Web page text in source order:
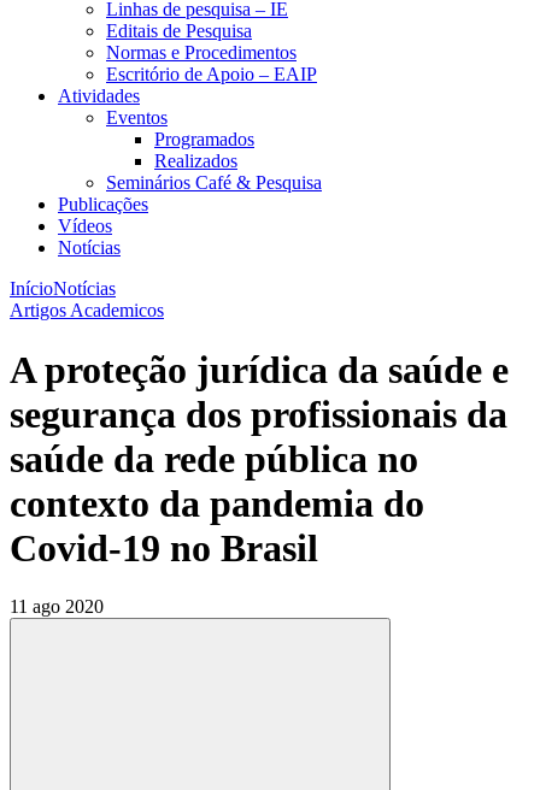
Linhas de pesquisa – IE
Editais de Pesquisa
Normas e Procedimentos
Escritório de Apoio – EAIP
Atividades
Eventos
Programados
Realizados
Seminários Café & Pesquisa
Publicações
Vídeos
Notícias
InícioNotícias
Artigos Academicos
A proteção jurídica da saúde e
segurança dos profissionais da
saúde da rede pública no
contexto da pandemia do
Covid-19 no Brasil
11 ago 2020